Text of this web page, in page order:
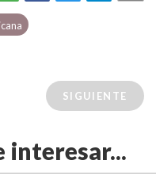
SIGUIENTE
interesar...